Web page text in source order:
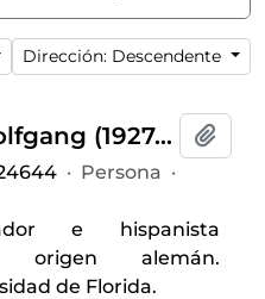
Dirección: Descendente
Arnade, Charles Wolfgang (1927-2008)
· Persona ·
e hispanista
origen alemán.
de Florida.